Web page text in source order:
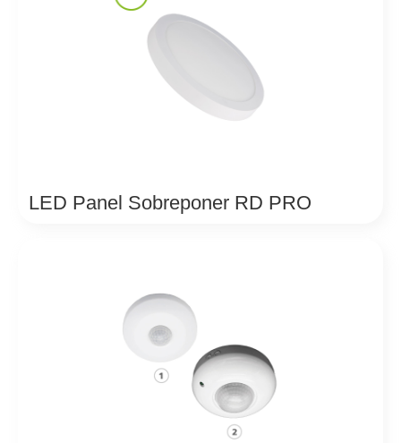
LED Panel Sobreponer RD PRO